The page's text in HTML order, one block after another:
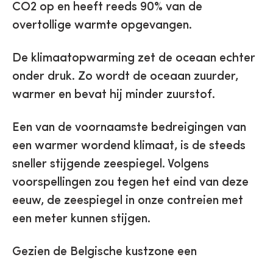
CO2 op en heeft reeds 90% van de
overtollige warmte opgevangen.
De klimaatopwarming zet de oceaan echter
onder druk. Zo wordt de oceaan zuurder,
warmer en bevat hij minder zuurstof.
Een van de voornaamste bedreigingen van
een warmer wordend klimaat, is de steeds
sneller stijgende zeespiegel. Volgens
voorspellingen zou tegen het eind van deze
eeuw, de zeespiegel in onze contreien met
een meter kunnen stijgen.
Gezien de Belgische kustzone een